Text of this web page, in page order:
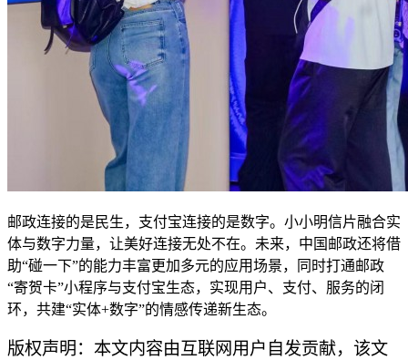
邮政连接的是民生，支付宝连接的是数字。小小明信片融合实
体与数字力量，让美好连接无处不在。未来，中国邮政还将借
助“碰一下”的能力丰富更加多元的应用场景，同时打通邮政
“寄贺卡”小程序与支付宝生态，实现用户、支付、服务的闭
环，共建“实体+数字”的情感传递新生态。
版权声明：本文内容由互联网用户自发贡献，该文